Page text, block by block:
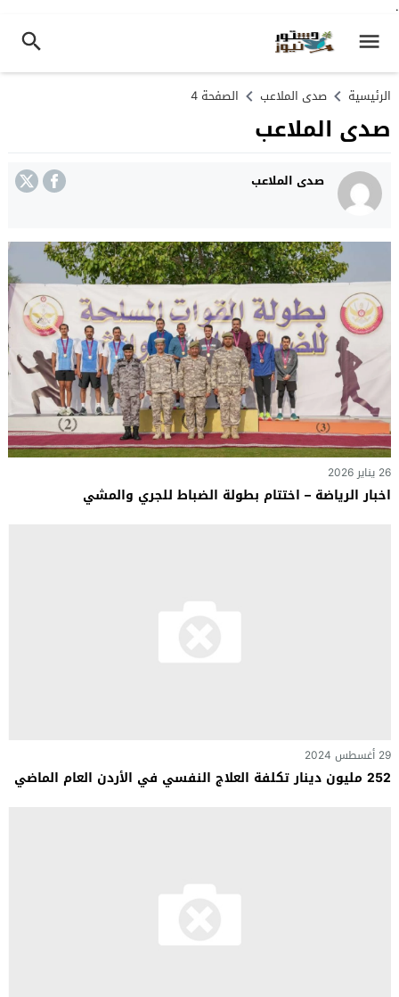
.
الرئيسية صدى الملاعب الصفحة 4
صدى الملاعب
صدى الملاعب
26 يناير 2026
اخبار الرياضة – اختتام بطولة الضباط للجري والمشي
29 أغسطس 2024
252 مليون دينار تكلفة العلاج النفسي في الأردن العام الماضي